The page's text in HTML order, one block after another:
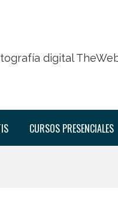
CURSOS PRESENCIALES